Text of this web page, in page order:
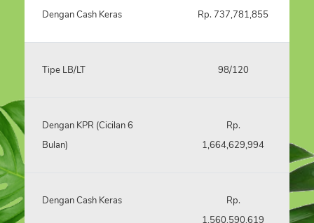
Dengan Cash Keras Rp. 737,781,855
Tipe LB/LT 98/120
Dengan KPR (Cicilan 6
Bulan)
Rp.
1,664,629,994
Dengan Cash Keras
Rp.
1,560,590,619